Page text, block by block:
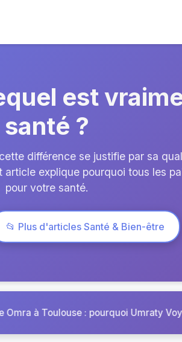
est
santé ?
différence se justifie par sa
explique pourquoi tous les
pour votre santé.
📂 Plus d'articles Santé & Bien-être
est la ré... | Pourquoi le